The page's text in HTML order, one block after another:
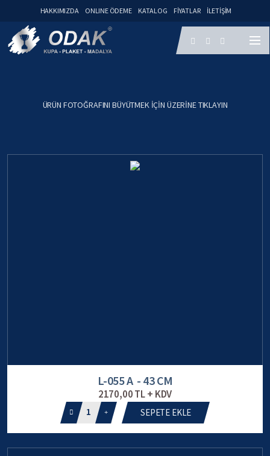
HAKKIMIZDA ONLINE ÖDEME KATALOG FIYATLAR İLETIŞIM
ÜRÜN FOTOĞRAFINI BÜYÜTMEK IÇIN ÜZERINE TIKLAYIN
L-055 A - 43 CM
2170,00 TL + KDV
1 SEPETE EKLE